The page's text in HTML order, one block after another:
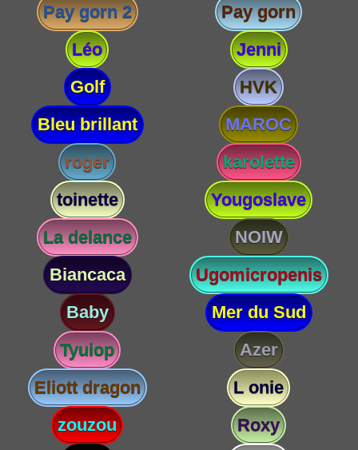
Pay gorn 2
Pay gorn
Léo
Jenni
Golf
HVK
Bleu brillant
MAROC
roger
karolette
toinette
Yougoslave
La delance
NOIW
Biancaca
Ugomicropenis
Baby
Mer du Sud
Tyuiop
Azer
Eliott dragon
L onie
zouzou
Roxy